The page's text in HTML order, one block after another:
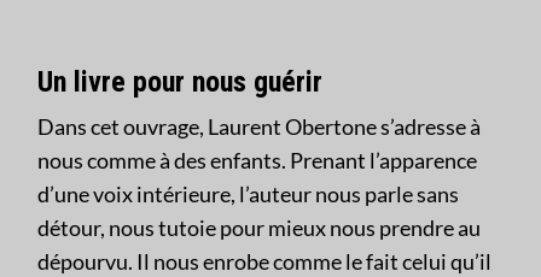
Un livre pour nous guérir
Dans cet ouvrage, Laurent Obertone s’adresse à
nous comme à des enfants. Prenant l’apparence
d’une voix intérieure, l’auteur nous parle sans
détour, nous tutoie pour mieux nous prendre au
dépourvu. Il nous enrobe comme le fait celui qu’il